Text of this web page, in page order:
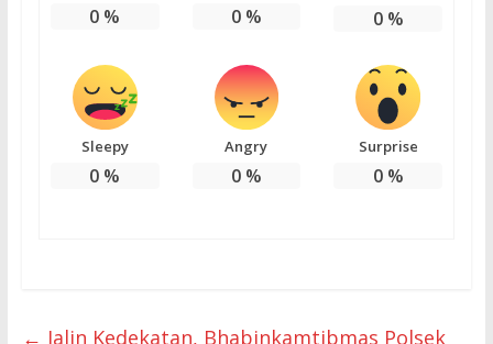
0 % 0% 0%
Sleepy
0 %
Angry
0%
Surprise
0%
← Jalin Kedekatan, Bhabinkamtibmas Polsek